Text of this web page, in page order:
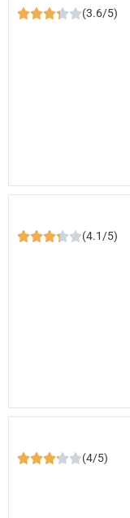
(3.6/5)
(4.1/5)
(4/5)